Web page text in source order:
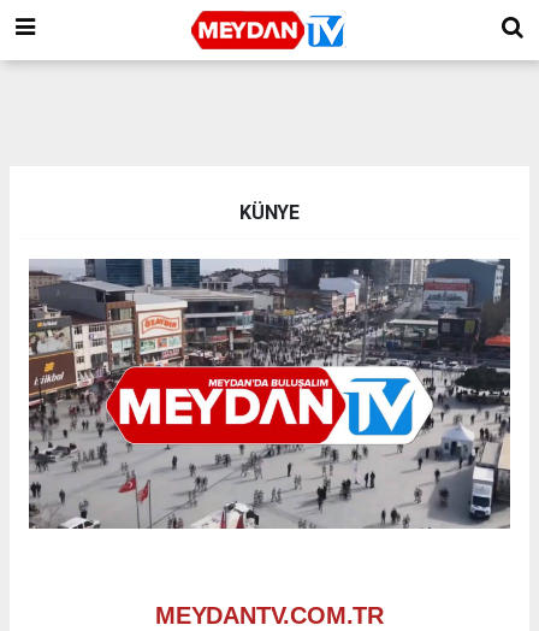
KÜNYE
MEYDANTV.COM.TR